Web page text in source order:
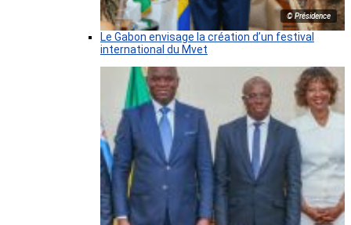
© Présidence
Le Gabon envisage la création d’un festival
international du Mvet